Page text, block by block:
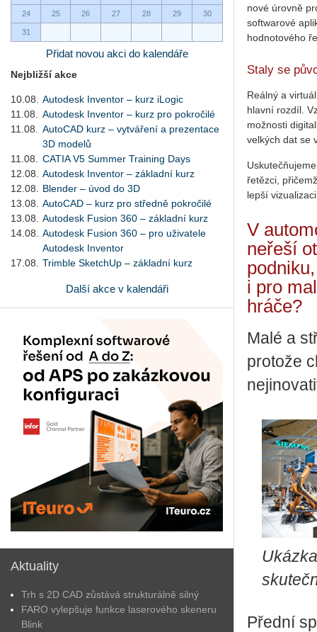
24 25 26 27 28 29 30
31
Přidat novou akci do kalendáře
Nejbližší akce
10.08.
Autodesk Inventor – kurz iLogic
11.08.
Autodesk Inventor – kurz pro pokročilé
11.08.
AutoCAD kurz – vytváření a prezentace
3D modelů
11.08.
CATIA V5 Summer Training Days
12.08.
Autodesk Inventor – základní kurz
12.08.
Blender – úvod do 3D
13.08.
AutoCAD – kurz pro středně pokročilé
13.08.
Autodesk Fusion 360 – základní kurz
14.08.
Autodesk Fusion 360 – pro uživatele
Autodesk Inventor
17.08.
Trimble SketchUp – základní kurz
Další akce v kalendáři
Aktuality
Trh s 2D CAD zůstává strukturálně silný
FARO vylepšuje funkce laserového skeneru
Blink
nové úrovně
softwarové
hodnotového
Staly se
Reálný a
hlavní rozdíl.
možnosti
velkých dat se
řetězci,
lepší
V
neřeší
i pro
hráče?
Malé a
protože
Přední